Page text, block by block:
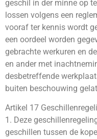
geschil in der minne op te
lossen volgens een
vooraf ter kennis wordt
een oordeel worden
gebrachte werkuren en
en ander met
desbetreffende
buiten beschouwing
Artikel 17
1. Deze
geschillen tussen de